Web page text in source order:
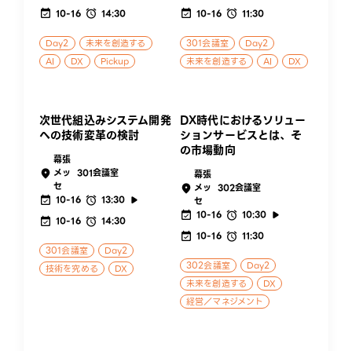
10-16
14:30
Day2
未来を創造する
AI
DX Pickup
10-16
11:30
301会議室
Day2
未来を創造する
AI DX
次世代組込みシステム開発
への技術変革の検討
幕張
メッ
セ
301会議室
10-16
13:30
10-16
14:30
301会議室
Day2
技術を究める
DX
DX時代におけるソリュー
ションサービスとは、そ
の市場動向
幕張
メッ
セ
302会議室
10-16
10:30
10-16
11:30
302会議室
Day2
未来を創造する
DX
経営／マネジメント